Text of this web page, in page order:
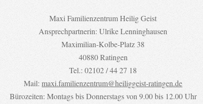
Maxi Familienzentrum Heilig Geist
Ansprechpartnerin: Ulrike Lenninghausen
Maximilian-Kolbe-Platz 38
40880 Ratingen
Tel.: 02102 / 44 27 18
Mail:maxi.familienzentrum@heiliggeist-ratingen.de
Bürozeiten: Montags bis Donnerstags von 9.00 bis 12.00 Uhr